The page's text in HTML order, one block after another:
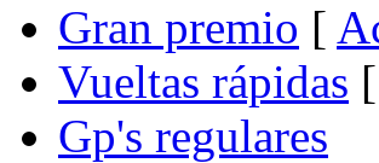
Gran premio [
Vueltas rápidas [
Gp's regulares